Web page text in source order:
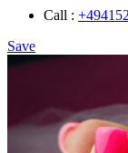
Call :
Save